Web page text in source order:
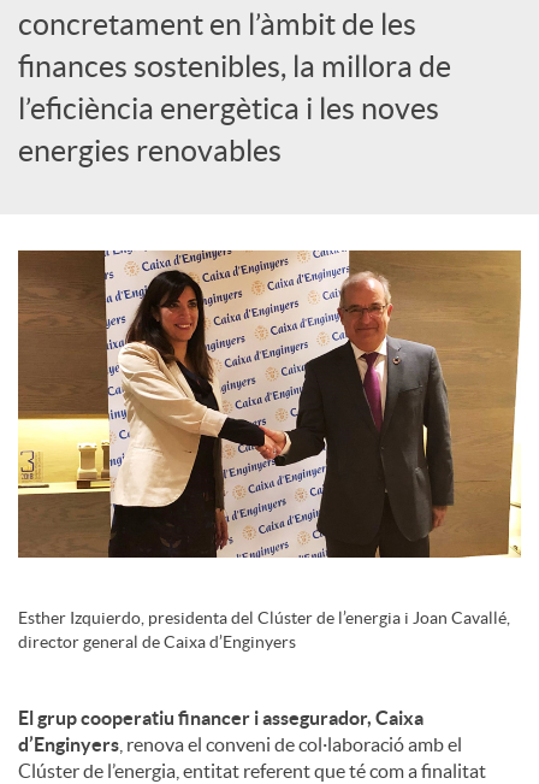
c
i
l
concretament en l’àmbit de les
finances sostenibles, la millora de
l’eficiència energètica i les noves
energies renovables
Esther Izquierdo, presidenta del Clúster de l’energia i Joan Cavallé,
director general de Caixa d’Enginyers
El grup cooperatiu financer i assegurador, Caixa
d’Enginyers , renova el conveni de col·laboració amb el
Clúster de l’energia, entitat referent que té com a finalitat